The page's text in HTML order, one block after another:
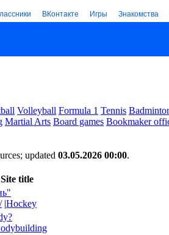
ВКонтакте Игры Знакомства
Volleyball Formula 1 Tennis
Martial Arts Board games Bookmaker
updated 03.05.2026 00:00.
Site title
|Hockey